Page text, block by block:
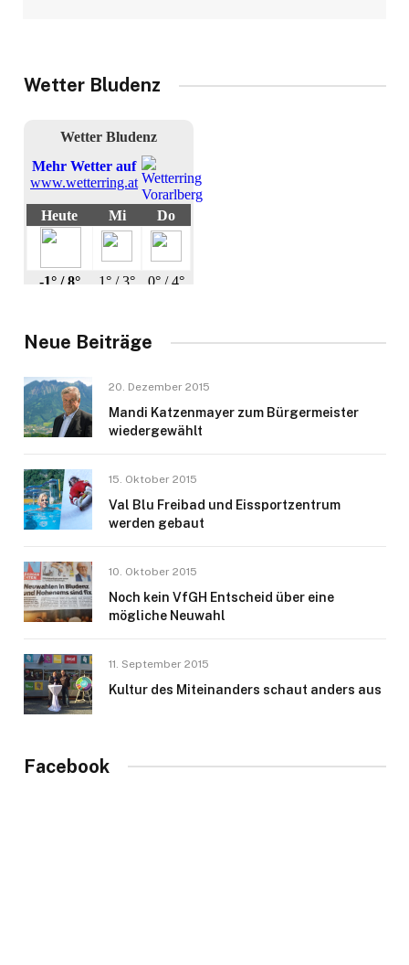
Wetter Bludenz
Neue Beiträge
20. Dezember 2015
Mandi Katzenmayer zum Bürgermeister
wiedergewählt
15. Oktober 2015
Val Blu Freibad und Eissportzentrum
werden gebaut
10. Oktober 2015
Noch kein VfGH Entscheid über eine
mögliche Neuwahl
11. September 2015
Kultur des Miteinanders schaut anders aus
Facebook